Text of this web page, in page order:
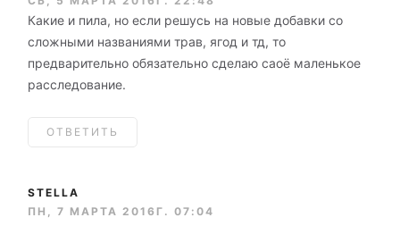
Какие и пила, но если решусь на новые добавки со
сложными названиями трав, ягод и тд, то
предварительно обязательно сделаю саоё маленькое
расследование.
ОТВЕТИТЬ
STELLA
ПН, 7 МАРТА 2016Г. 07:04